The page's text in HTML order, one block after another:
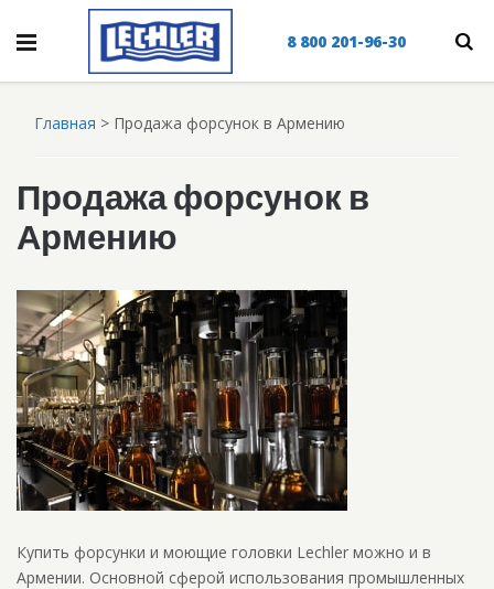
8 800 201-96-30
Главная > Продажа форсунок в Армению
Продажа форсунок в
Армению
Купить форсунки и моющие головки Lechler можно и в
Армении. Основной сферой использования промышленных